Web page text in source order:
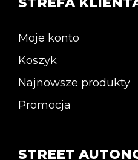
Moje konto
Koszyk
Najnowsze produkty
Promocja
STREET